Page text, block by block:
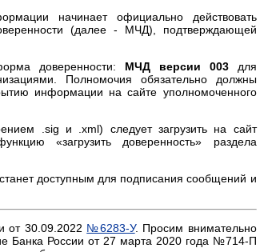
начинает официально действовать
(далее - МЧД), подтверждающей
доверенности: МЧД версии 003для
Полномочия обязательно должны
информации на сайте уполномоченного
.sig и .xml) следует загрузить на сайт
«загрузить доверенность» раздела
доступным для подписания сообщений и
от 30.09.2022 №6283-У. Просим внимательно
Банка России от 27 марта 2020 года №714-П